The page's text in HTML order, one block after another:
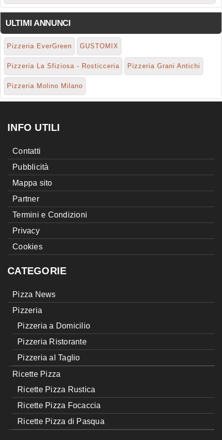
ULTIMI ANNUNCI
Pizzeria EverGreen GUSTOMIX
Pizzeria La Sfiziosa - Rosticceria Pizzeria Grani Antichi
Pizzeria Molino Milano
INFO UTILI
Contatti
Pubblicità
Mappa sito
Partner
Termini e Condizioni
Privacy
Cookies
CATEGORIE
Pizza News
Pizzeria
Pizzeria a Domicilio
Pizzeria Ristorante
Pizzeria al Taglio
Ricette Pizza
Ricette Pizza Rustica
Ricette Pizza Focaccia
Ricette Pizza di Pasqua